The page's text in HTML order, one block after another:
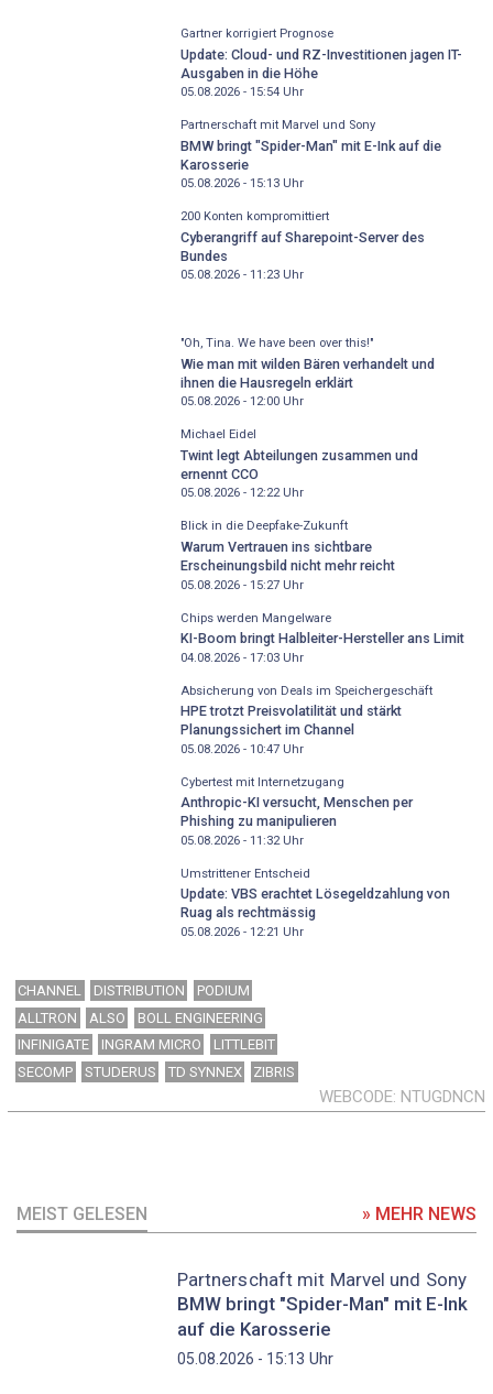
Gartner korrigiert Prognose
Update: Cloud- und RZ-Investitionen jagen IT-
Ausgaben in die Höhe
05.08.2026 - 15:54Uhr
Partnerschaft mit Marvel und Sony
BMW bringt "Spider-Man" mit E-Ink auf die
Karosserie
05.08.2026 - 15:13Uhr
200 Konten kompromittiert
Cyberangriff auf Sharepoint-Server des
Bundes
05.08.2026 - 11:23Uhr
"Oh, Tina. We have been over this!"
Wie man mit wilden Bären verhandelt und
ihnen die Hausregeln erklärt
05.08.2026 - 12:00Uhr
Michael Eidel
Twint legt Abteilungen zusammen und
ernennt CCO
05.08.2026 - 12:22Uhr
Blick in die Deepfake-Zukunft
Warum Vertrauen ins sichtbare
Erscheinungsbild nicht mehr reicht
05.08.2026 - 15:27Uhr
Chips werden Mangelware
KI-Boom bringt Halbleiter-Hersteller ans Limit
04.08.2026 - 17:03Uhr
Absicherung von Deals im Speichergeschäft
HPE trotzt Preisvolatilität und stärkt
Planungssichert im Channel
05.08.2026 - 10:47Uhr
Cybertest mit Internetzugang
Anthropic-KI versucht, Menschen per
Phishing zu manipulieren
05.08.2026 - 11:32Uhr
Umstrittener Entscheid
Update: VBS erachtet Lösegeldzahlung von
Ruag als rechtmässig
05.08.2026 - 12:21 Uhr
CHANNEL DISTRIBUTION
PODIUM
ALLTRON
ALSO
BOLL ENGINEERING
INFINIGATE
INGRAM MICRO
LITTLEBIT
SECOMP
STUDERUS TD SYNNEX ZIBRIS
WEBCODE NTUGDNCN
MEIST GELESEN » MEHR NEWS
Partnerschaft mit Marvel und Sony
BMW bringt "Spider-Man" mit E-Ink
auf die Karosserie
05.08.2026 - 15:13 Uhr